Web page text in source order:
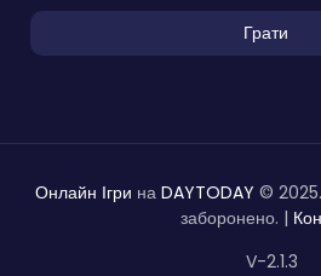
Грати
Онлайн Ігри на DAYTODAY © 2025.
заборонено. |
V-2.1.3